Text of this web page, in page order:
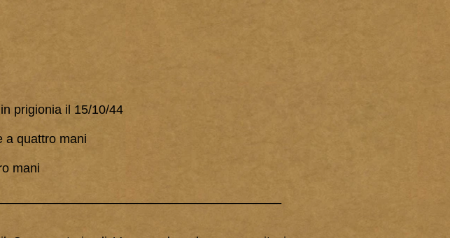
prigionia il 15/10/44
a quattro mani
mani